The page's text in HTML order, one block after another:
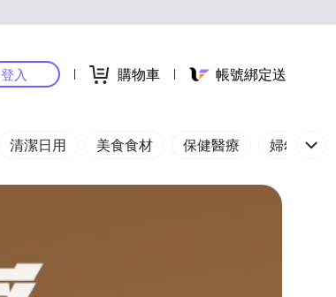
登入 購物車 帳號綁定送
清潔日用 美食食材 保健醫療 婦幼玩具